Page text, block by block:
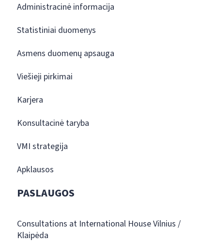
Administracinė informacija
Statistiniai duomenys
Asmens duomenų apsauga
Viešieji pirkimai
Karjera
Konsultacinė taryba
VMI strategija
Apklausos
PASLAUGOS
Consultations at International House Vilnius /
Klaipėda